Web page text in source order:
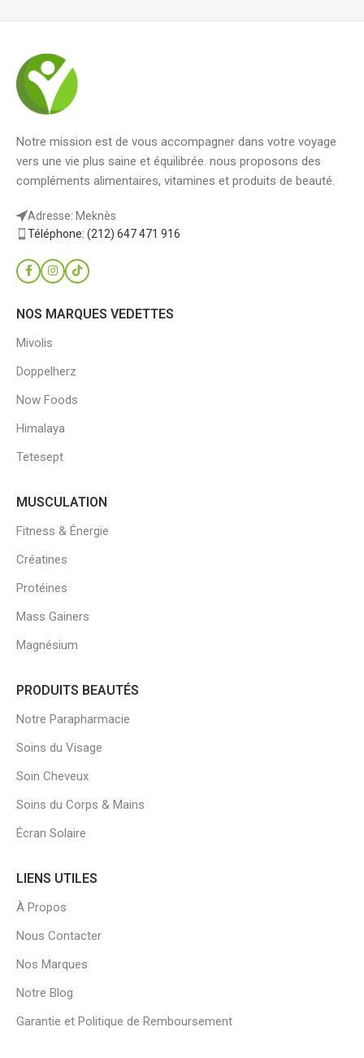
Notre mission est de vous accompagner dans votre voyage
vers une vie plus saine et équilibrée. nous proposons des
compléments alimentaires, vitamines et produits de beauté.
Adresse: Meknès
Téléphone: (212) 647 471 916
NOS MARQUES VEDETTES
Mivolis
Doppelherz
Now Foods
Himalaya
Tetesept
MUSCULATION
Fitness & Énergie
Créatines
Protéines
Mass Gainers
Magnésium
PRODUITS BEAUTÉS
Notre Parapharmacie
Soins du Visage
Soin Cheveux
Soins du Corps & Mains
Écran Solaire
LIENS UTILES
À Propos
Nous Contacter
Nos Marques
Notre Blog
Garantie et Politique de Remboursement